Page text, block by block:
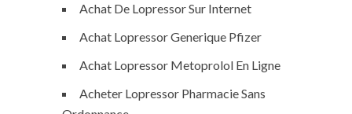
Achat De Lopressor Sur Internet
Achat Lopressor Generique Pfizer
Achat Lopressor Metoprolol En Ligne
Acheter Lopressor Pharmacie Sans